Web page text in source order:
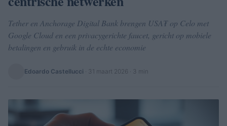
Tether en Anchorage Digital Bank brengen USA₮ op Celo met
Google Cloud en een privacygerichte faucet, gericht op mobiele
betalingen en gebruik in de echte economie
Edoardo Castellucci 31 maart 2026 · 3 min